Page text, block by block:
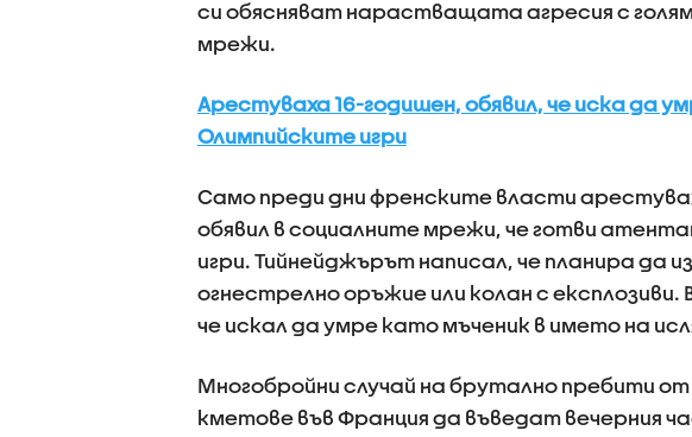
си обясняват нарастващата агресия с
мрежи.
Арестуваха 16-годишен, обявил, че иска да
Олимпийските игри
Само преди дни френските власти
обявил в социалните мрежи, че готви
игри. Тийнейджърът написал, че планира да
огнестрелно оръжие или колан с
че искал да умре като мъченик в името на
Многобройни случай на брутално пребити
кметове във Франция да въведат вечерния